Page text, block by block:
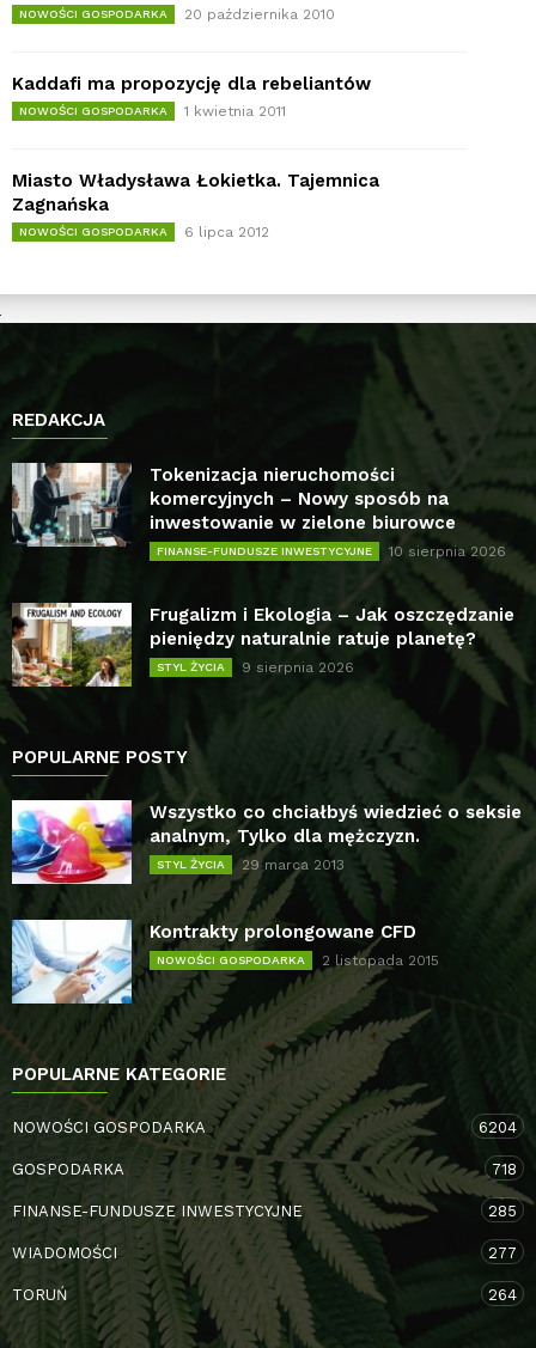
NOWOŚCI GOSPODARKA 20 października 2010
Kaddafi ma propozycję dla rebeliantów
NOWOŚCI GOSPODARKA 1 kwietnia 2011
Miasto Władysława Łokietka. Tajemnica
Zagnańska
NOWOŚCI GOSPODARKA 6 lipca 2012
REDAKCJA
Tokenizacja nieruchomości
komercyjnych – Nowy sposób na
inwestowanie w zielone biurowce
FINANSE-FUNDUSZE INWESTYCYJNE 10 sierpnia 2026
Frugalizm i Ekologia – Jak oszczędzanie
pieniędzy naturalnie ratuje planetę?
STYL ŻYCIA 9 sierpnia 2026
POPULARNE POSTY
Wszystko co chciałbyś wiedzieć o seksie
analnym, Tylko dla mężczyzn.
STYL ŻYCIA 29 marca 2013
Kontrakty prolongowane CFD
NOWOŚCI GOSPODARKA 2 listopada 2015
POPULARNE KATEGORIE
NOWOŚCI GOSPODARKA 6204
GOSPODARKA 718
FINANSE-FUNDUSZE INWESTYCYJNE 285
WIADOMOŚCI 277
TORUŃ 264